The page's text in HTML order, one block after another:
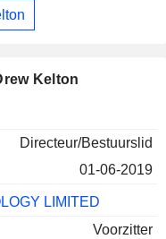
Kelton
Directeur/Bestuurslid
01-06-2019
LIMITED
Voorzitter